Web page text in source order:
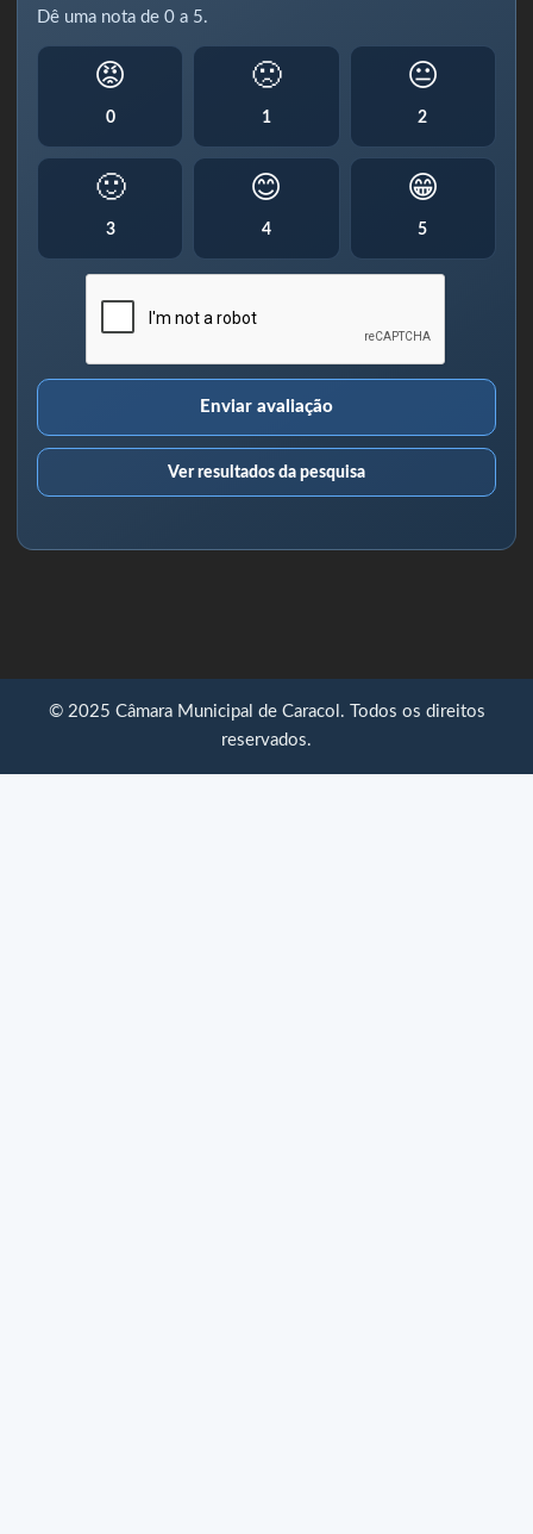
Dê uma nota de 0 a 5.
😡
0
🙁
1
😐
2
🙂
3
😊
4
😁
5
Enviar avaliação
Ver resultados da pesquisa
© 2025 Câmara Municipal de Caracol. Todos os direitos
reservados.